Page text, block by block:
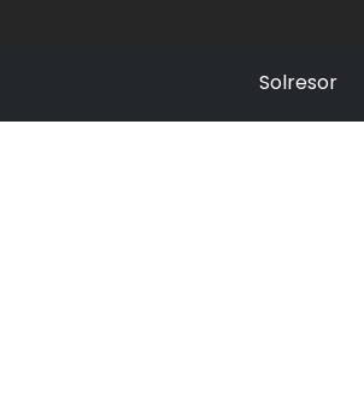
Solresor